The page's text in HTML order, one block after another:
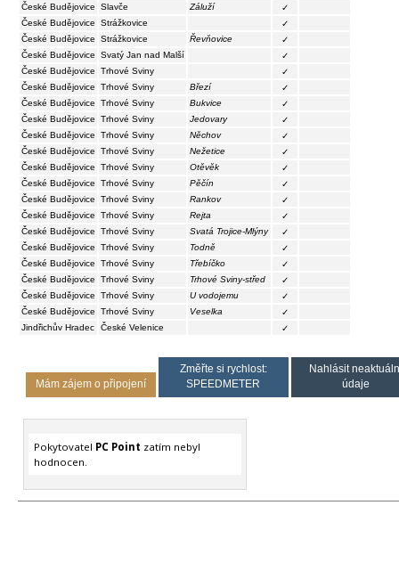
České Budějovice
Slavče Záluží
✓
České Budějovice
Strážkovice
✓
České Budějovice
Strážkovice Řevňovice
✓
České Budějovice
Svatý Jan nad Malší
✓
České Budějovice
Trhové Sviny
✓
České Budějovice
Trhové Sviny Březí
✓
České Budějovice
Trhové Sviny Bukvice
✓
České Budějovice
Trhové Sviny Jedovary
✓
České Budějovice
Trhové Sviny Něchov
✓
České Budějovice
Trhové Sviny Nežetice
✓
České Budějovice
Trhové Sviny Otěvěk
✓
České Budějovice
Trhové Sviny Pěčín
✓
České Budějovice
Trhové Sviny Rankov
✓
České Budějovice
Trhové Sviny Rejta
✓
České Budějovice
Trhové Sviny Svatá Trojice-Mlýny
✓
České Budějovice
Trhové Sviny Todně
✓
České Budějovice
Trhové Sviny Třebíčko
✓
České Budějovice
Trhové Sviny Trhové Sviny-střed
✓
České Budějovice
Trhové Sviny U vodojemu
✓
České Budějovice
Trhové Sviny Veselka
✓
Jindřichův Hradec
České Velenice ✓
Mám zájem o připojení
Změřte si rychlost:
SPEEDMETER
Nahlásit
údaje
Pokytovatel PC Point zatím nebyl
hodnocen.